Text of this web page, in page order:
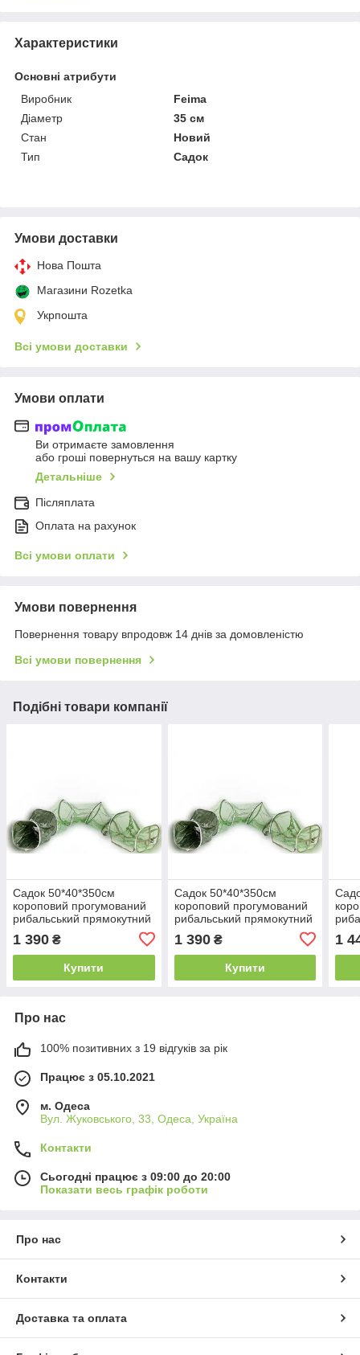
Характеристики
Основні атрибути
Виробник
Feima
Діаметр
35 см
Стан
Новий
Тип
Садок
Умови доставки
Нова Пошта
Магазини Rozetka
Укрпошта
Всі умови доставки
Умови оплати
Ви отримаєте замовлення
або гроші повернуться на вашу картку
Детальніше
Післяплата
Оплата на рахунок
Всі умови оплати
Умови повернення
Повернення товару впродовж 14 днів за домовленістю
Всі умови повернення
Подібні товари компанії
Садок 50*40*350см
короповий прогумований
рибальський прямокутний
1 390 ₴
Купити
Садок 50*40*350см
короповий прогумований
рибальський прямокутний
1 390₴
Купити
1
Про нас
100% позитивних з 19 відгуків за рік
Працює з 05.10.2021
м. Одеса
Вул. Жуковського, 33, Одеса, Україна
Контакти
Сьогодні працює з 09:00 до 20:00
Показати весь графік роботи
Про нас
Контакти
Доставка та оплата